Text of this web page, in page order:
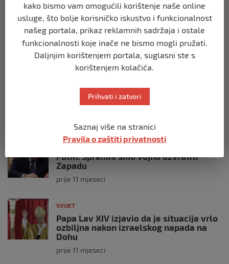
Brod “Mikeno” probio izraelsku blokadu
i uplovio u Gazu – kapetan iz Sarajeva
vijori zastavu BiH
prije 10 mjeseci
nekoliko eksplozija: Ima žrtava,
policijske snage na terenu
SVIJET
Putin: Spremni smo vojno uzvratiti
Zapadu
prije 11 mjeseci
SVIJET
Papa Lav XIV izjavio da je situacija vrlo
ozbiljna nakon izraelskog napada na
Dohu
prije 11 mjeseci
kako bismo vam omogućili korištenje naše online
usluge, što bolje korisničko iskustvo i funkcionalnost
našeg portala, prikaz reklamnih sadržaja i ostale
funkcionalnosti koje inače ne bismo mogli pružati.
Daljnjim korištenjem portala, suglasni ste s
korištenjem kolačića.
Prihvati i zatvori
Saznaj više na stranici
Pravila o zaštiti privatnosti